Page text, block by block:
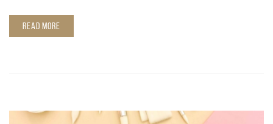
READ MORE